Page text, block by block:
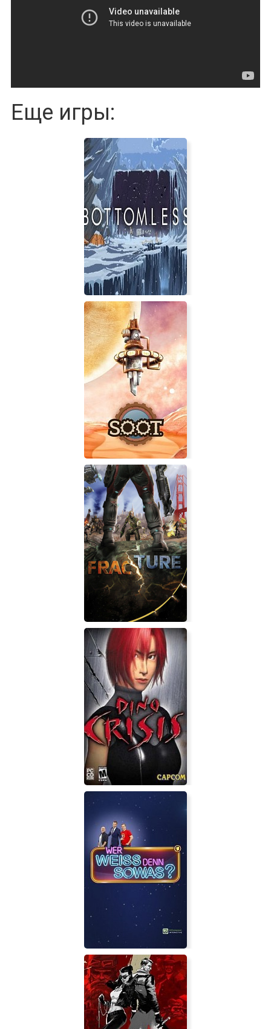
Еще игры:
Bottomless
SOOT
Fracture
Dino Crisis: Classic REbirth